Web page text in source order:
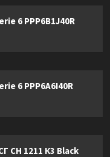
6 PPP6B1J40R
6 PPP6A6I40R
СН 1211 К3 Black